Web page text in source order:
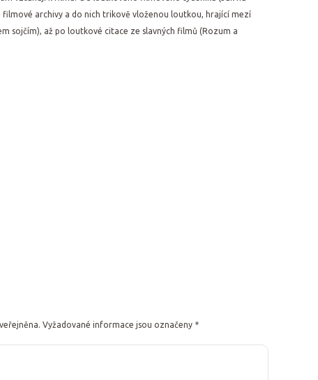
filmové archivy a do nich trikově vloženou loutkou, hrající mezí
sojčím), až po loutkové citace ze slavných filmů (Rozum a
Vyžadované informace jsou označeny *